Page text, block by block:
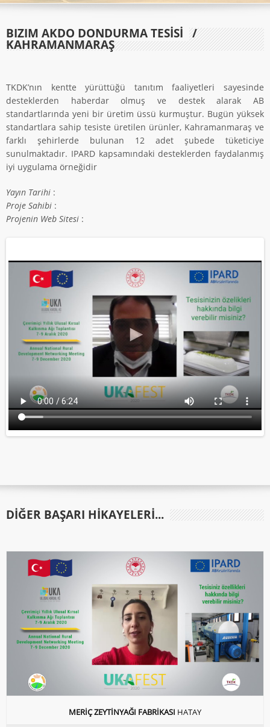
BIZIM AKDO DONDURMA TESİSİ /
KAHRAMANMARAŞ
TKDK’nın kentte yürüttüğü tanıtım faaliyetleri sayesinde
desteklerden haberdar olmuş ve destek alarak AB
standartlarında yeni bir üretim üssü kurmuştur. Bugün yüksek
standartlara sahip tesiste üretilen ürünler, Kahramanmaraş ve
farklı şehirlerde bulunan 12 adet şubede tüketiciye
sunulmaktadır. IPARD kapsamındaki desteklerden faydalanmış
iyi uygulama örneğidir
Yayın Tarihi :
Proje Sahibi :
Projenin Web Sitesi :
DIĞER BAŞARI HIKAYELERI...
MERİÇ ZEYTİNYAĞI FABRİKASI HATAY